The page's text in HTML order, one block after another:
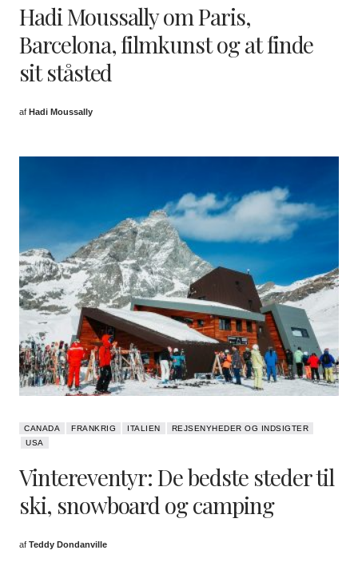
Hadi Moussally om Paris,
Barcelona, filmkunst og at finde
sit ståsted
af Hadi Moussally
CANADA FRANKRIG ITALIEN
REJSENYHEDER OG INDSIGTER
USA
Vintereventyr: De bedste steder til
ski, snowboard og camping
af Teddy Dondanville